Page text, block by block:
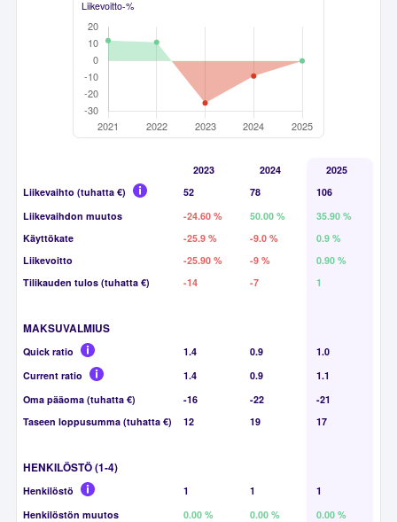
Liikevoitto-%
2023 2024
2025
Liikevaihto (tuhatta €)
52 78
106
Liikevaihdon muutos
-24.60 % 50.00 %
35.90 %
Käyttökate
-25.9 % -9.0 %
0.9 %
Liikevoitto
-25.90 % -9 %
0.90 %
Tilikauden tulos (tuhatta €)
-14 -7 1
MAKSUVALMIUS
Quick ratio 1.4 0.9
1.0
Current ratio
1.4 0.9
1.1
Oma pääoma (tuhatta €)
-16 -22
-21
Taseen loppusumma (tuhatta €)
12 19 17
HENKILÖSTÖ (1-4)
Henkilöstö 1 1
1
Henkilöstön muutos
0.00 % 0.00 %
0.00 %